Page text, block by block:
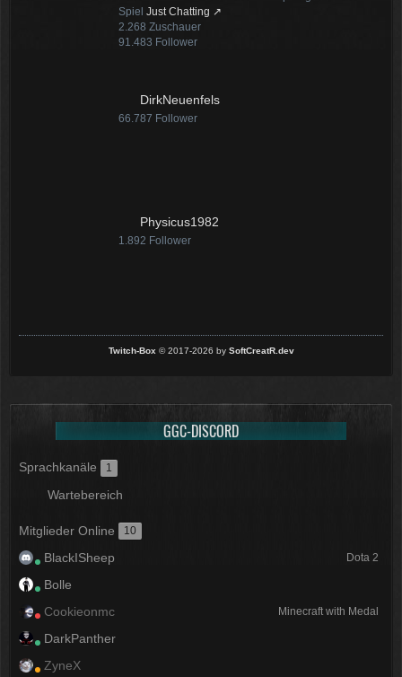
Spiel Just Chatting
2.268 Zuschauer
91.483 Follower
DirkNeuenfels
66.787 Follower
Physicus1982
1.892 Follower
Twitch-Box © 2017-2026 by SoftCreatR.dev
GGC-DISCORD
Sprachkanäle 1
Wartebereich
Mitglieder Online 10
BlackISheep Dota 2
Bolle
Cookieonmc
Minecraft with Medal
DarkPanther
ZyneX